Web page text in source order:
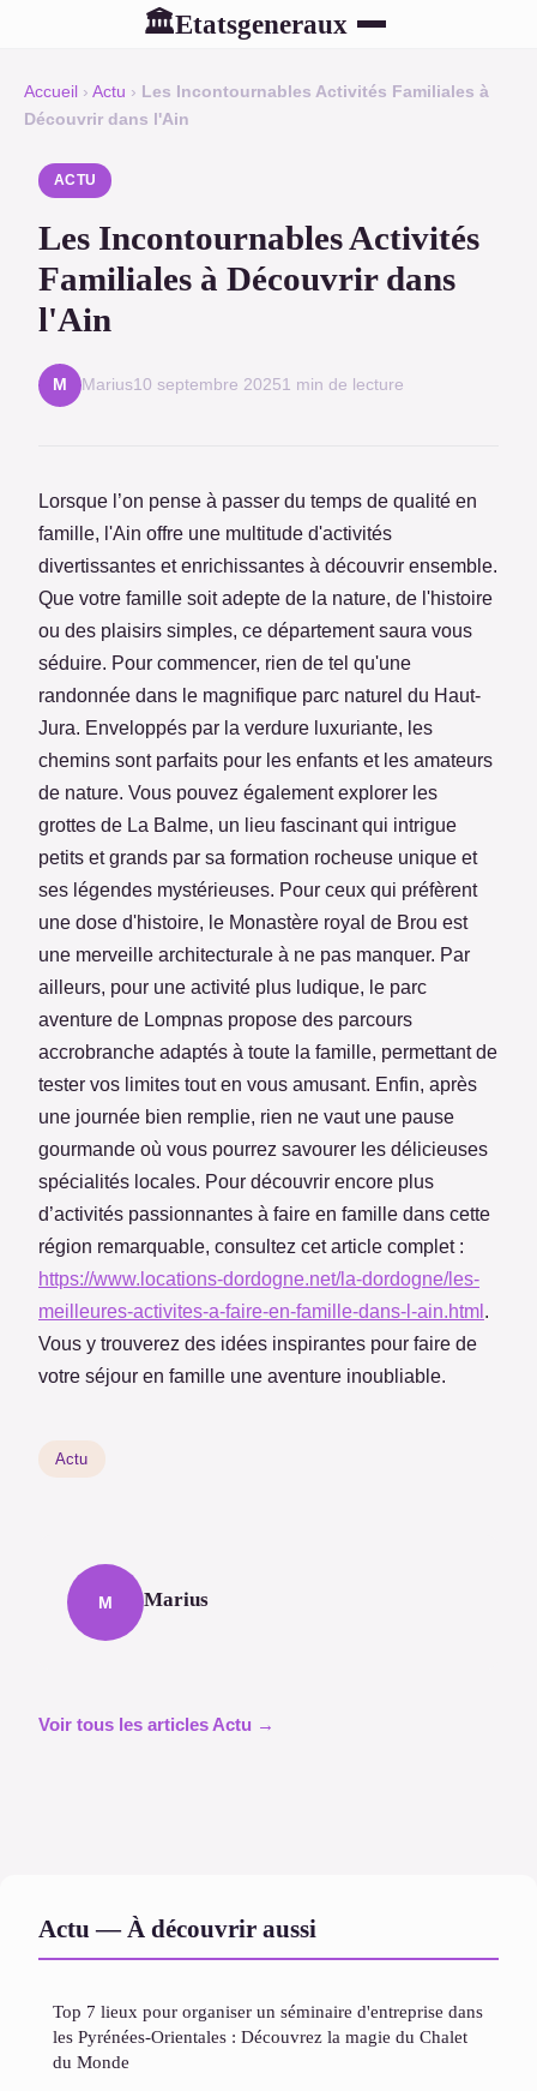
🏛Etatsgeneraux
Accueil › Actu › Les Incontournables Activités Familiales à
Découvrir dans l'Ain
ACTU
Les Incontournables Activités
Familiales à Découvrir dans
l'Ain
M Marius10 septembre 20251 min de lecture
Lorsque l’on pense à passer du temps de qualité en
famille, l'Ain offre une multitude d'activités
divertissantes et enrichissantes à découvrir ensemble.
Que votre famille soit adepte de la nature, de l'histoire
ou des plaisirs simples, ce département saura vous
séduire. Pour commencer, rien de tel qu'une
randonnée dans le magnifique parc naturel du Haut-
Jura. Enveloppés par la verdure luxuriante, les
chemins sont parfaits pour les enfants et les amateurs
de nature. Vous pouvez également explorer les
grottes de La Balme, un lieu fascinant qui intrigue
petits et grands par sa formation rocheuse unique et
ses légendes mystérieuses. Pour ceux qui préfèrent
une dose d'histoire, le Monastère royal de Brou est
une merveille architecturale à ne pas manquer. Par
ailleurs, pour une activité plus ludique, le parc
aventure de Lompnas propose des parcours
accrobranche adaptés à toute la famille, permettant de
tester vos limites tout en vous amusant. Enfin, après
une journée bien remplie, rien ne vaut une pause
gourmande où vous pourrez savourer les délicieuses
spécialités locales. Pour découvrir encore plus
d’activités passionnantes à faire en famille dans cette
région remarquable, consultez cet article complet :
https://www.locations-dordogne.net/la-dordogne/les-
meilleures-activites-a-faire-en-famille-dans-l-ain.html .
Vous y trouverez des idées inspirantes pour faire de
votre séjour en famille une aventure inoubliable.
Actu
M Marius
Voir tous les articles Actu →
Actu — À découvrir aussi
Top 7 lieux pour organiser un séminaire d'entreprise dans
les Pyrénées-Orientales : Découvrez la magie du Chalet
du Monde